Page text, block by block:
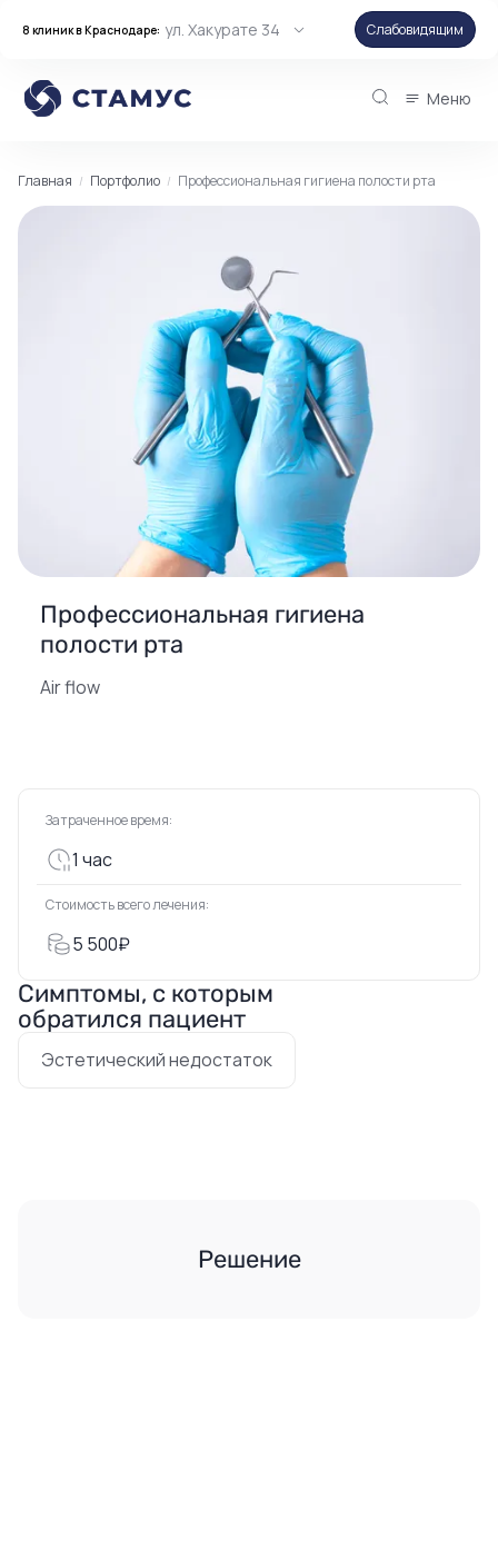
8 клиник в Краснодаре: ул. Хакурате 34 Слабовидящим
Меню
Главная Портфолио Профессиональная гигиена полости рта
Профессиональная гигиена
полости рта
Air flow
Затраченное время:
1 час
Стоимость всего лечения:
5 500₽
Симптомы, с которым
обратился пациент
Эстетический недостаток
Решение